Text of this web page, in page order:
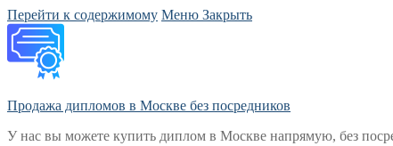
Перейти к содержимому Меню Закрыть
Продажа дипломов в Москве без посредников
У нас вы можете купить диплом в Москве напрямую, без